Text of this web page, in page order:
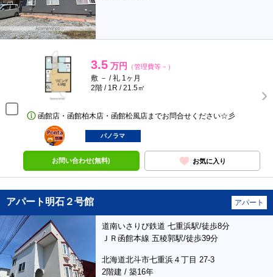
3.5 万円 （管理費等－）
敷 － / 礼 1ヶ月
2階 / 1R / 21.5㎡
函館店・函館柏木店・函館松風店までお問合せください☆彡
ポンタ
部屋
パノラマ
お問い合わせ(無料) お気に入り
アパート明石２号館 アパート
道南いさりび鉄道 七重浜駅/徒歩8分
ＪＲ函館本線 五稜郭駅/徒歩39分
北海道北斗市七重浜４丁目 27-3
2階建 / 築16年